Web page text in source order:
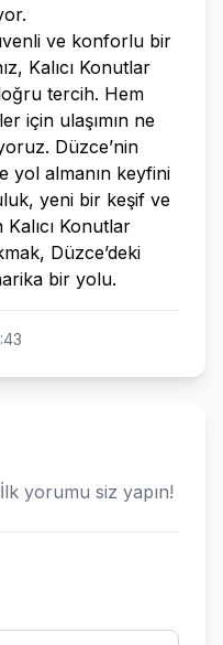
ve konforlu bir
Kalıcı Konutlar
tercih. Hem
için ulaşımın ne
Düzce’nin
yol almanın keyfini
yeni bir keşif ve
Konutlar
Düzce’deki
bir yolu.
yorumu siz yapın!